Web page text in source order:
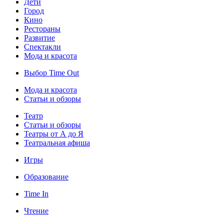
Дети
Город
Кино
Рестораны
Развитие
Спектакли
Мода и красота
Выбор Time Out
Мода и красота
Статьи и обзоры
Театр
Статьи и обзоры
Театры от А до Я
Театральная афиша
Игры
Образование
Time In
Чтение